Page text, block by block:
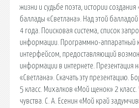
жизни и судьбе поэта, истории создания
баллады «Светлана». Над этой
4 года. Поисковая сиcтема, список
информации. Программно-аппаратный
интерфейсом, предоставляющий
информации в интернете. Презентация
«Светлана». Скачать эту презентацию.
5 класс. Михалков «Мой щенок» 2 класс.
чувства. С. А. Есенин «Мой край